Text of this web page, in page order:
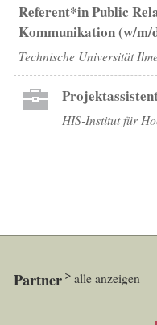
Referent*in Public
Kommunikation (w/m/
Technische Universität
HIS-Institut für
Partner alle anzeigen